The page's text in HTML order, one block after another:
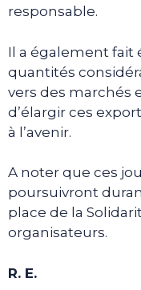
responsable.
Il a également fait
quantités
vers des marchés
d’élargir ces
à l’avenir.
A noter que ces
poursuivront
place de la
organisateurs.
R. E.